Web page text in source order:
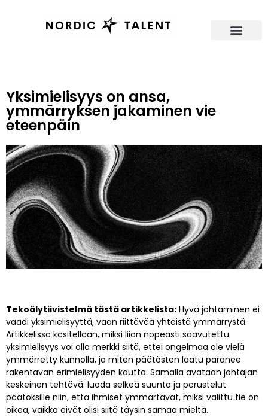
Yksimielisyys on ansa,
ymmärryksen jakaminen vie
eteenpäin
Tekoälytiivistelmä tästä artikkelista: Hyvä johtaminen ei
vaadi yksimielisyyttä, vaan riittävää yhteistä ymmärrystä.
Artikkelissa käsitellään, miksi liian nopeasti saavutettu
yksimielisyys voi olla merkki siitä, ettei ongelmaa ole vielä
ymmärretty kunnolla, ja miten päätösten laatu paranee
rakentavan erimielisyyden kautta. Samalla avataan johtajan
keskeinen tehtävä: luoda selkeä suunta ja perustelut
päätöksille niin, että ihmiset ymmärtävät, miksi valittu tie on
oikea, vaikka eivät olisi siitä täysin samaa mieltä.